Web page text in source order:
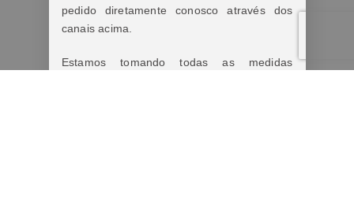
pedido diretamente conosco através dos
canais acima.
Estamos tomando todas as medidas